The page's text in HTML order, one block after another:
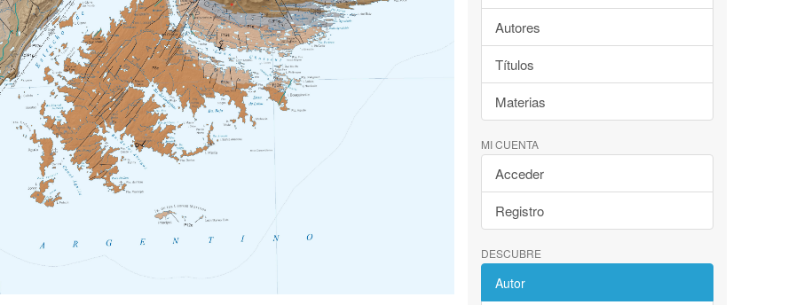
Autores
Títulos
Materias
MI CUENTA
Acceder
Registro
DESCUBRE
Autor